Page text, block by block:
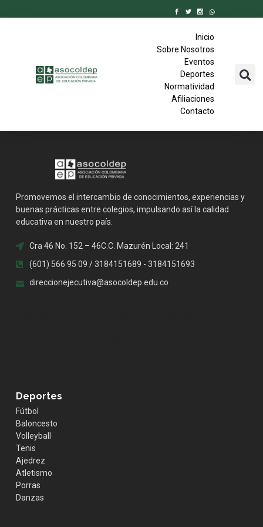
Inicio
Sobre Nosotros
Eventos
Deportes
Normatividad
Afiliaciones
Contacto
Promovemos el intercambio de conocimientos, experiencias y
buenas prácticas entre colegios, impulsando así la calidad
educativa en nuestro país.
Cra 46 No. 152 – 46C.C. Mazurén Local: 241
(601) 566 95 09 / 3184151689 - 3184151693
direccionejecutiva@asocoldep.edu.co
Deportes
Fútbol
Baloncesto
Volleyball
Tenis
Ajedrez
Atletismo
Porras
Danzas